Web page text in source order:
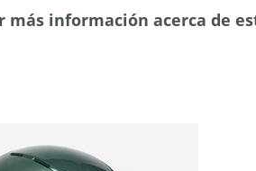
información acerca de